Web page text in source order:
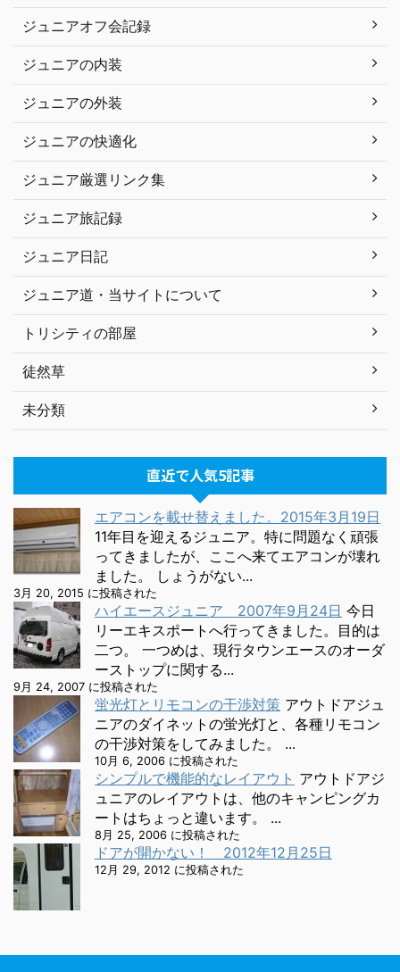
ジュニアオフ会記録
ジュニアの内装
ジュニアの外装
ジュニアの快適化
ジュニア厳選リンク集
ジュニア旅記録
ジュニア日記
ジュニア道・当サイトについて
トリシティの部屋
徒然草
未分類
直近で人気5記事
エアコンを載せ替えました。2015年3月19日
11年目を迎えるジュニア。特に問題なく頑張
ってきましたが、ここへ来てエアコンが壊れ
ました。 しょうがない...
3月 20, 2015 に投稿された
ハイエースジュニア 2007年9月24日 今日
リーエキスポートへ行ってきました。目的は
二つ。 一つめは、現行タウンエースのオーダ
ーストップに関する...
9月 24, 2007 に投稿された
蛍光灯とリモコンの干渉対策 アウトドアジュ
ニアのダイネットの蛍光灯と、各種リモコン
の干渉対策をしてみました。 ...
10月 6, 2006 に投稿された
シンプルで機能的なレイアウト アウトドアジ
ュニアのレイアウトは、他のキャンピングカ
ートはちょっと違います。 ...
8月 25, 2006 に投稿された
ドアが開かない！ 2012年12月25日
12月 29, 2012 に投稿された